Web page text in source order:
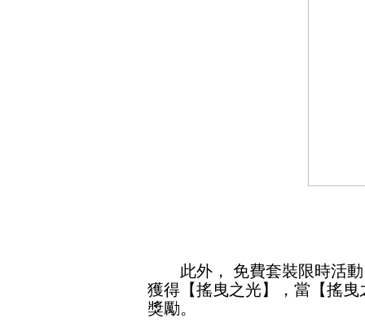
此外， 免費套裝限時活動
獲得【搖曳之光】，當【搖
獎勵。